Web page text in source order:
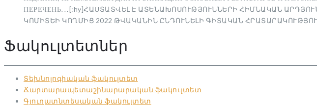
ПЕРЕЧЕНЬ․․․[:hy]ՀԱՍՏԱՏՎԵԼ Է ԱՏԵՆԱԽՈՍՈՒԹՅՈՒՆՆԵՐԻ ՀԻՄՆԱԿԱՆ
ԿՈՄԻՏԵԻ ԿՈՂՄԻՑ 2022 ԹՎԱԿԱՆԻՆ ԸՆԴՈՒՆԵԼԻ ԳԻՏԱԿԱՆ
Ֆակուլտետներ
Տեխնոլոգիական ֆակուլտետ
Ճարտարապետաշինարարական ֆակուլտետ
Գյուղատնտեսական ֆակուլտետ